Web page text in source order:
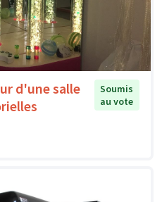
d'une salle
Soumis
au vote